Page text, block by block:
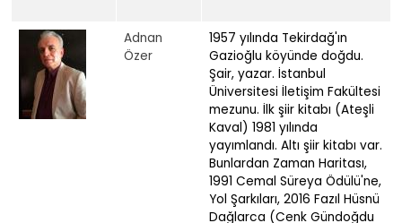
Adnan
Özer
1957 yılında Tekirdağ'ın
Gazioğlu köyünde doğdu.
Şair, yazar. İstanbul
Üniversitesi İletişim Fakültesi
mezunu. İlk şiir kitabı (Ateşli
Kaval) 1981 yılında
yayımlandı. Altı şiir kitabı var.
Bunlardan Zaman Haritası,
1991 Cemal Süreya Ödülü'ne,
Yol Şarkıları, 2016 Fazıl Hüsnü
Dağlarca (Cenk Gündoğdu